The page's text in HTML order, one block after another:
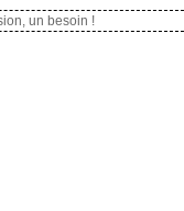
un besoin !